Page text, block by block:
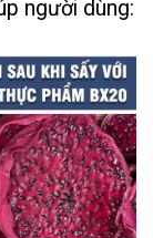
người dùng: